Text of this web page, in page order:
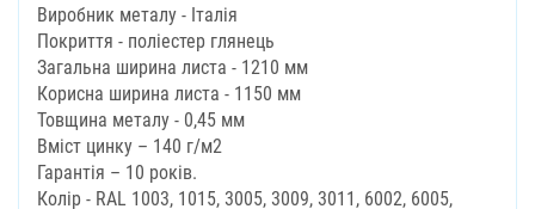
Виробник металу - Італія
Покриття - поліестер глянець
Загальна ширина листа - 1210 мм
Корисна ширина листа - 1150 мм
Товщина металу - 0,45 мм
Вміст цинку – 140 г/м2
Гарантія – 10 років.
Колір - RAL 1003, 1015, 3005, 3009, 3011, 6002, 6005,